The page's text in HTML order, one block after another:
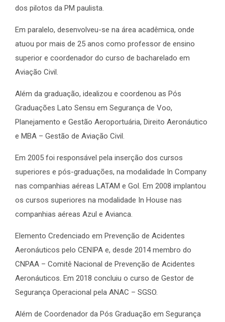
dos pilotos da PM paulista.
Em paralelo, desenvolveu-se na área acadêmica, onde
atuou por mais de 25 anos como professor de ensino
superior e coordenador do curso de bacharelado em
Aviação Civil.
Além da graduação, idealizou e coordenou as Pós
Graduações Lato Sensu em Segurança de Voo,
Planejamento e Gestão Aeroportuária, Direito Aeronáutico
e MBA – Gestão de Aviação Civil.
Em 2005 foi responsável pela inserção dos cursos
superiores e pós-graduações, na modalidade In Company
nas companhias aéreas LATAM e Gol. Em 2008 implantou
os cursos superiores na modalidade In House nas
companhias aéreas Azul e Avianca.
Elemento Credenciado em Prevenção de Acidentes
Aeronáuticos pelo CENIPA e, desde 2014 membro do
CNPAA – Comitê Nacional de Prevenção de Acidentes
Aeronáuticos. Em 2018 concluiu o curso de Gestor de
Segurança Operacional pela ANAC – SGSO.
Além de Coordenador da Pós Graduação em Segurança